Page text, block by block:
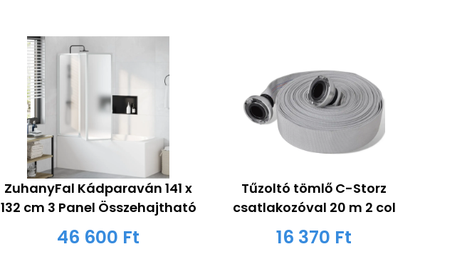
ZuhanyFal Kádparaván 141 x
132 cm 3 Panel Összehajtható
46 600 Ft
Tűzoltó tömlő C-Storz
csatlakozóval 20 m 2 col
16 370 Ft